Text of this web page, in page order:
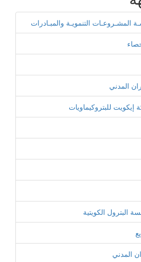
المشـروعـات التنمويـة والمبـادرات
المدني
إيكويت للبتروكيماويات
البترول الكويتية
المدني